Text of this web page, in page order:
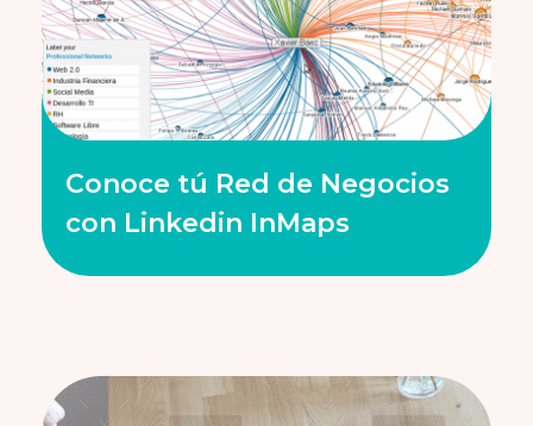
Conoce tú Red de Negocios
con Linkedin InMaps